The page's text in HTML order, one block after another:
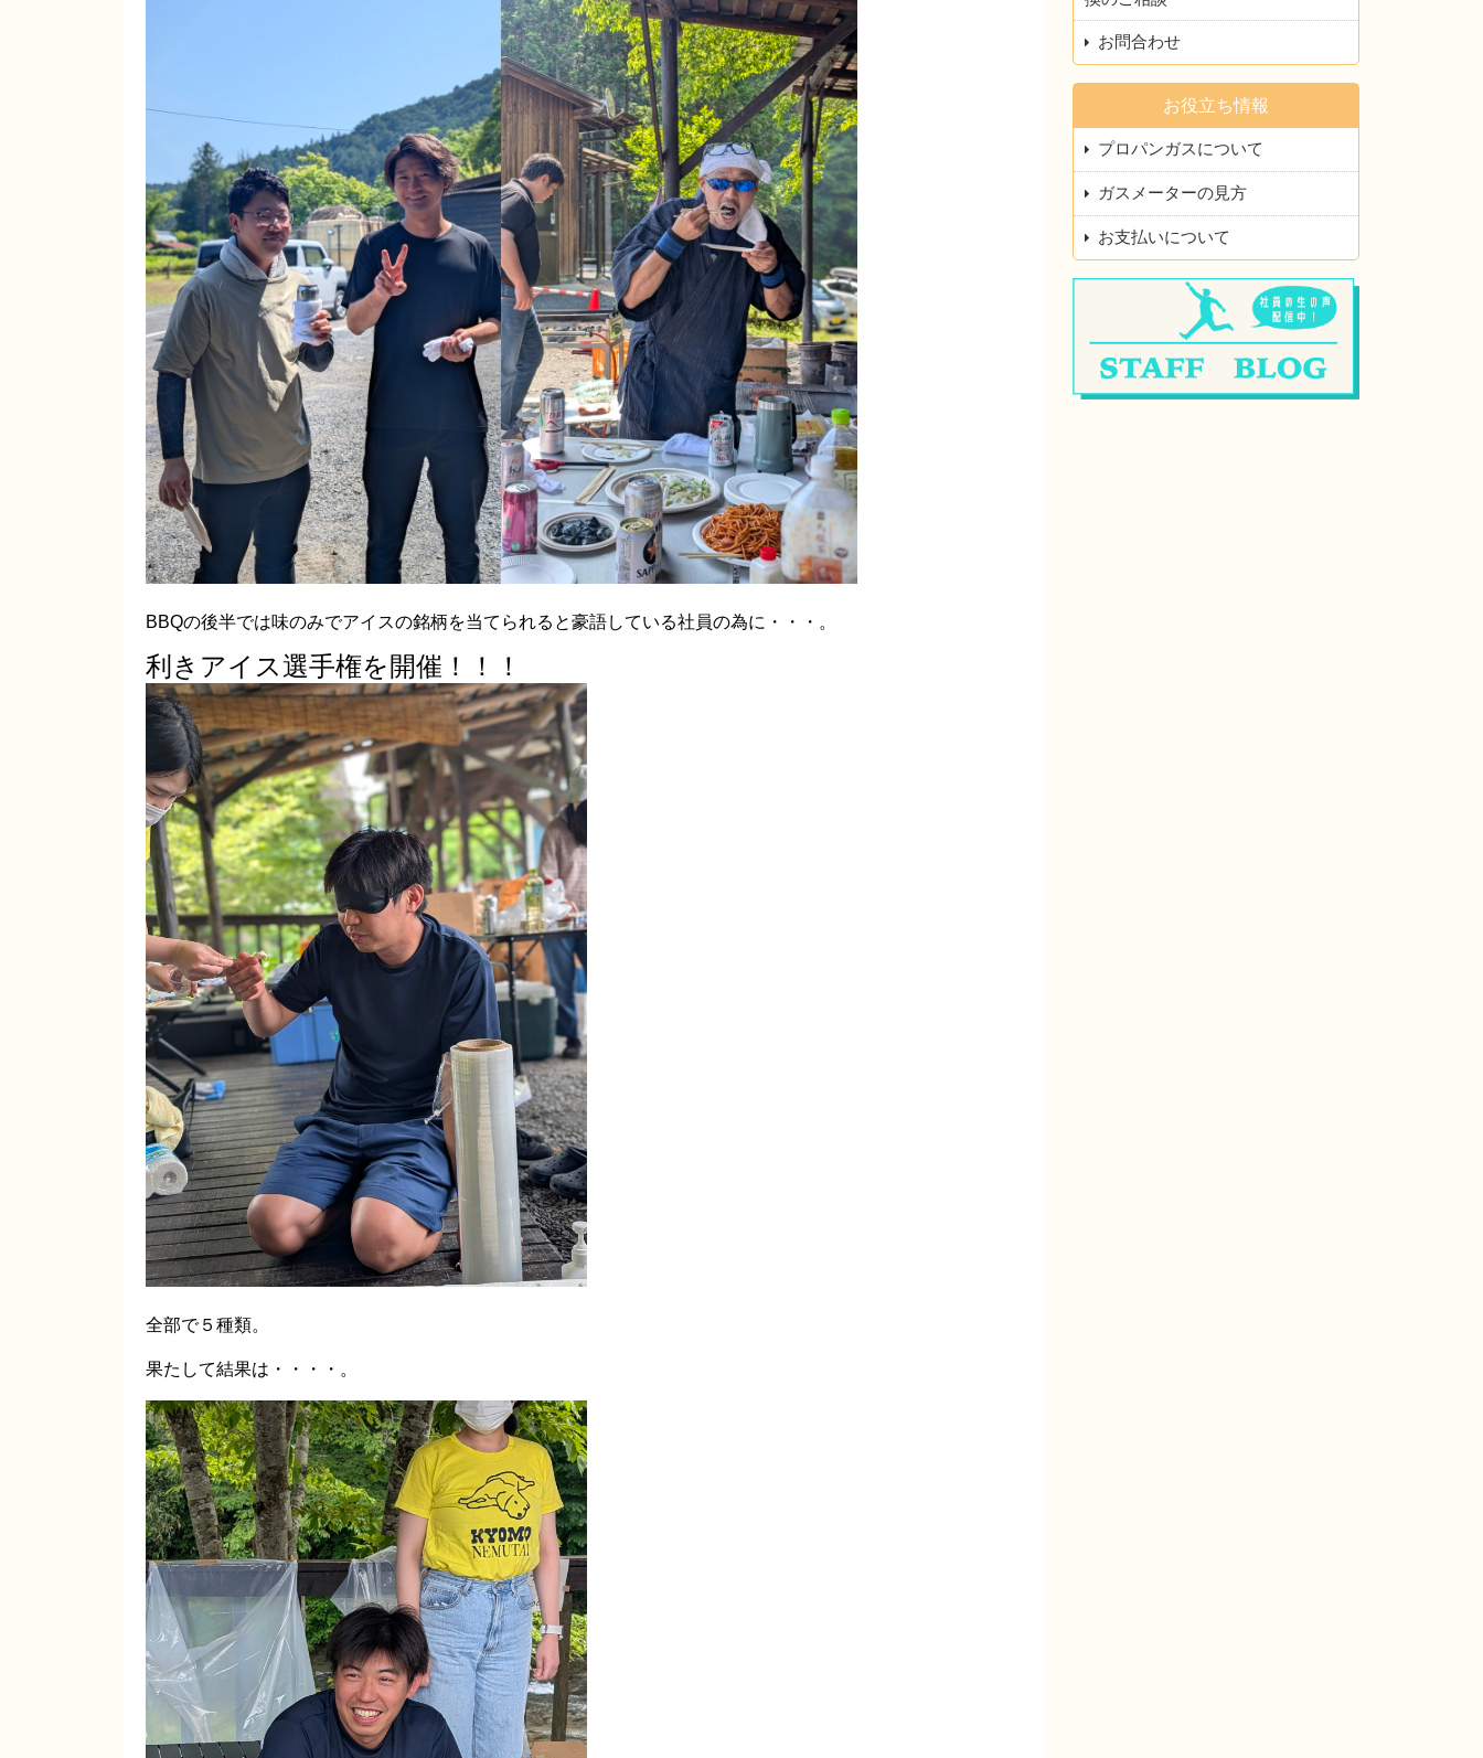
BBQの後半では味のみでアイスの銘柄を当てられると豪語している社員の為に・・・。
利きアイス選手権を開催！！！
全部で５種類。
果たして結果は・・・・。
お問合わせ
お役立ち情報
プロパンガスについて
ガスメーターの見方
お支払いについて